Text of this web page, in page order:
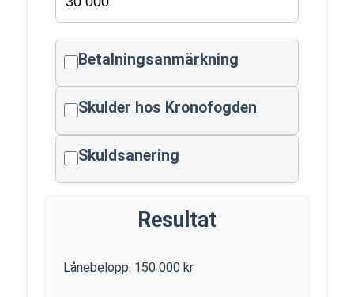
Betalningsanmärkning
Skulder hos Kronofogden
Skuldsanering
Resultat
Lånebelopp: 150 000 kr